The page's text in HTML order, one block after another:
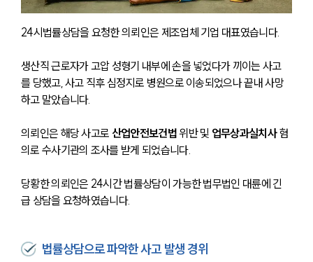
24시법률상담을 요청한 의뢰인은 제조업체 기업 대표였습니다.
생산직 근로자가 고압 성형기 내부에 손을 넣었다가 끼이는 사고
를 당했고, 사고 직후 심정지로 병원으로 이송되었으나 끝내 사망
하고 말았습니다.
의뢰인은 해당 사고로 산업안전보건법 위반 및 업무상과실치사 혐
의로 수사기관의 조사를 받게 되었습니다.
당황한 의뢰인은 24시간 법률상담이 가능한 법무법인 대륜에 긴
급 상담을 요청하였습니다.
법률상담으로 파악한 사고 발생 경위